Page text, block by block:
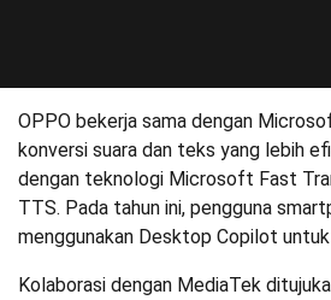
OPPO bekerja sama dengan
konversi suara dan teks yang lebih
dengan teknologi Microsoft Fast
TTS. Pada tahun ini, pengguna
menggunakan Desktop Copilot
Kolaborasi dengan MediaTek